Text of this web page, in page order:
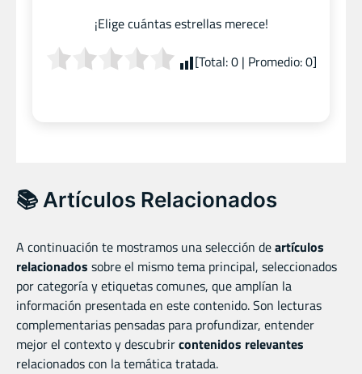
¡Elige cuántas estrellas merece!
[Total:0| Promedio:0]
📚 Artículos Relacionados
A continuación te mostramos una selección deartículos
relacionados sobre el mismo tema principal, seleccionados
por categoría y etiquetas comunes, que amplían la
información presentada en este contenido. Son lecturas
complementarias pensadas para profundizar, entender
mejor el contexto y descubrircontenidos relevantes
relacionados con la temática tratada.